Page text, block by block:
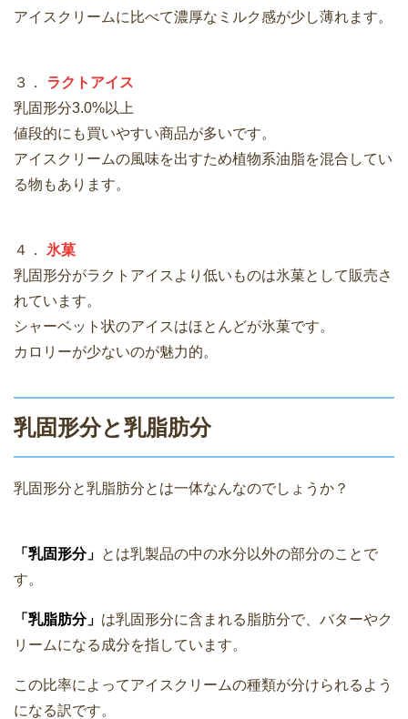
アイスクリームに比べて濃厚なミルク感が少し薄れます。
３． ラクトアイス
乳固形分3.0%以上
値段的にも買いやすい商品が多いです。
アイスクリームの風味を出すため植物系油脂を混合してい
る物もあります。
４． 氷菓
乳固形分がラクトアイスより低いものは氷菓として販売さ
れています。
シャーベット状のアイスはほとんどが氷菓です。
カロリーが少ないのが魅力的。
乳固形分と乳脂肪分
乳固形分と乳脂肪分とは一体なんなのでしょうか？
「乳固形分」 とは乳製品の中の水分以外の部分のことで
す。
「乳脂肪分」 は乳固形分に含まれる脂肪分で、バターやク
リームになる成分を指しています。
この比率によってアイスクリームの種類が分けられるよう
になる訳です。